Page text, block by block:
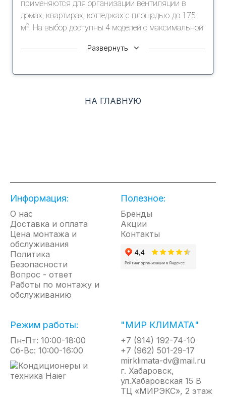
применяются для организации вентиляции в
домах, квартирах, коттеджах с площадью до 175
м2
. На выбор доступны 4 моделей с максимальной
до 647 м3/ч.
В установках применяются уникальный
возвратом тепловой энергии до 92%, а так же 2-х
управления, а также возможность управления
внешними элементами, поставляемыми
Эффективность рекуперации до 92%
Класс энергоэффективности - А+
Очистка приточного воздуха фильтрами грубой G4 и
тонкой очистки F9
Увлажнение приточного воздуха благодаря
гидрофильному покрытию мембранного
Не требуется отвод конденсата
264 мм
Универсальный монтаж - горизонтальный (стандартно
или в перевернутом положении) или вертикальный
Минимальный уровень шума - от 25 дБ(А)
Развернуть
НА ГЛАВНУЮ
Информация:
О нас
Доставка и оплата
Цена монтажа и
обслуживания
Политика
Безопасности
Вопрос - ответ
Работы по монтажу и
обслуживанию
Полезное:
Бренды
Акции
Контакты
Режим работы:
Пн-Пт: 10:00-18:00
Сб-Вс: 10:00-16:00
"МИР КЛИМАТА"
+7 (914) 192-74-10
+7 (962) 501-29-17
mirklimata-dv@mail.ru
г. Хабаровск,
ул.Хабаровская 15 В
ТЦ «МИРЭКС», 2 этаж